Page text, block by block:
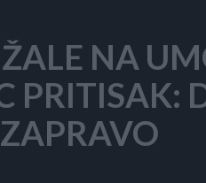
NA
PRITISAK: